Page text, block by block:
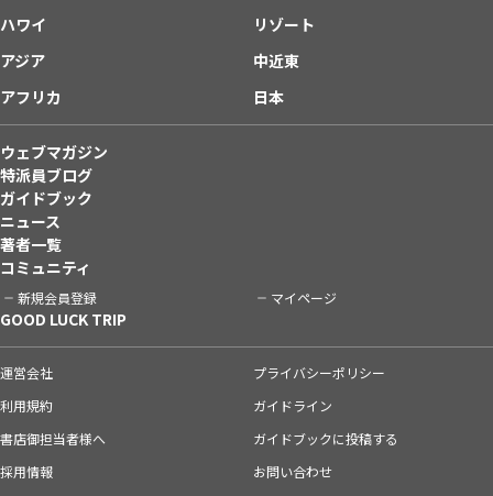
ハワイ
リゾート
アジア
中近東
アフリカ
日本
ウェブマガジン
特派員ブログ
ガイドブック
ニュース
著者一覧
コミュニティ
新規会員登録 マイページ
GOOD LUCK TRIP
運営会社
プライバシーポリシー
利用規約
ガイドライン
書店御担当者様へ
ガイドブックに投稿する
採用情報
お問い合わせ